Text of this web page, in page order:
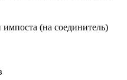
(на соединитель)